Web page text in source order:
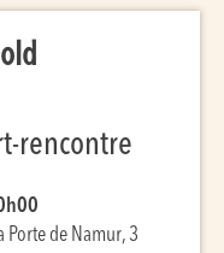
rencontre
Porte de Namur, 3